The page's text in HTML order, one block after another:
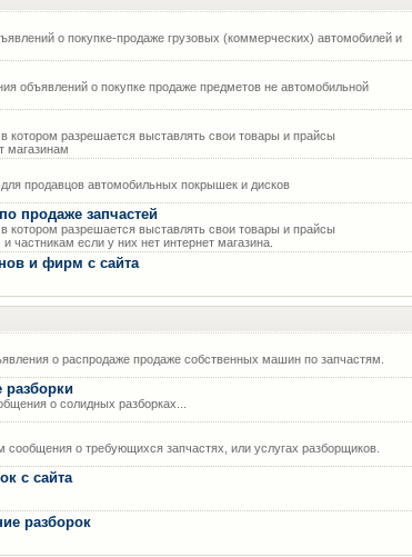
о покупке-продаже грузовых (коммерческих) автомобилей и
объявлений о покупке продаже предметов не автомобильной
разрешается выставлять свои товары и прайсы
магазинам
продавцов автомобильных покрышек и дисков
продаже запчастей
разрешается выставлять свои товары и прайсы
если у них нет интернет магазина.
и фирм с сайта
о распродаже продаже собственных машин по запчастям.
о солидных разборках...
о требующихся запчастях, или услугах разборщиков.
с сайта
разборок